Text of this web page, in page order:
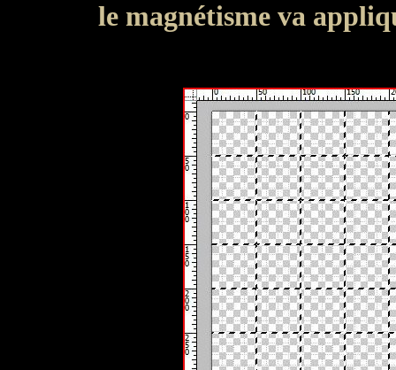
le magnétisme va